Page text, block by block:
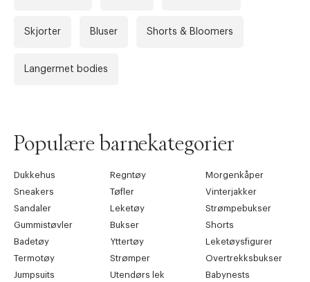
Skjorter Bluser Shorts & Bloomers
Langermet bodies
Populære barnekategorier
Dukkehus Regntøy
Morgenkåper
Sneakers
Tøfler
Vinterjakker
Sandaler
Leketøy
Strømpebukser
Gummistøvler
Bukser
Shorts
Badetøy
Yttertøy
Leketøysfigurer
Termotøy
Strømper
Overtrekksbukser
Jumpsuits
Utendørs lek
Babynests